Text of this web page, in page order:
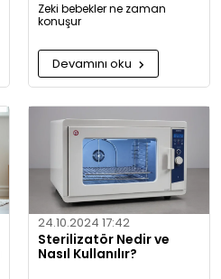
Zeki bebekler ne zaman
konuşur
Devamını oku
24.10.2024 17:42
Sterilizatör Nedir ve
Nasıl Kullanılır?